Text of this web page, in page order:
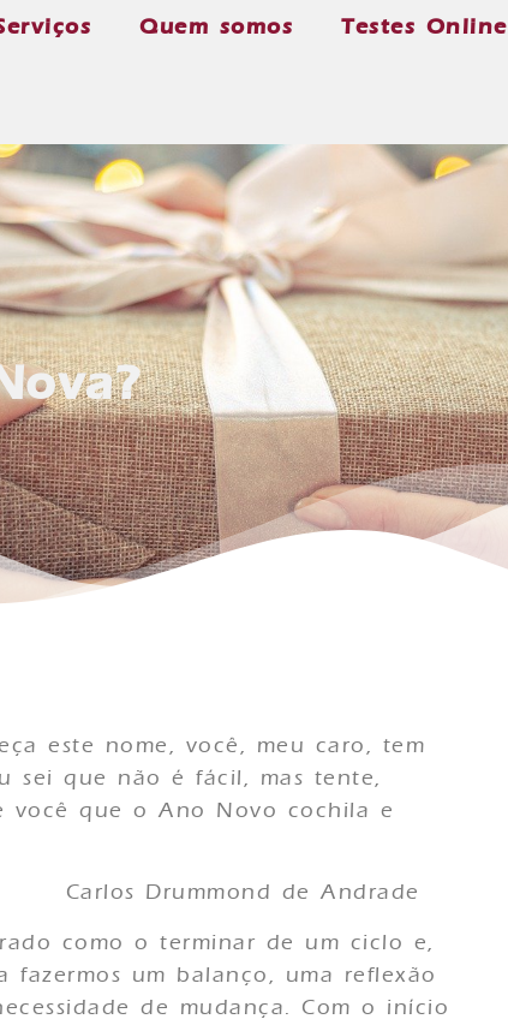
Quem somos Testes Online
este nome, você, meu caro, tem
sei que não é fácil, mas tente,
você que o Ano Novo cochila e
de Andrade
como o terminar de um ciclo e,
um balanço, uma reflexão
de mudança. Com o início